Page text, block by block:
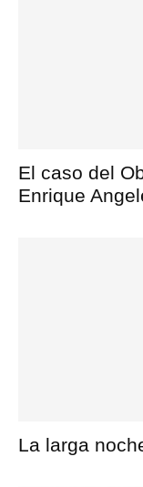
El caso del
Enrique
La larga